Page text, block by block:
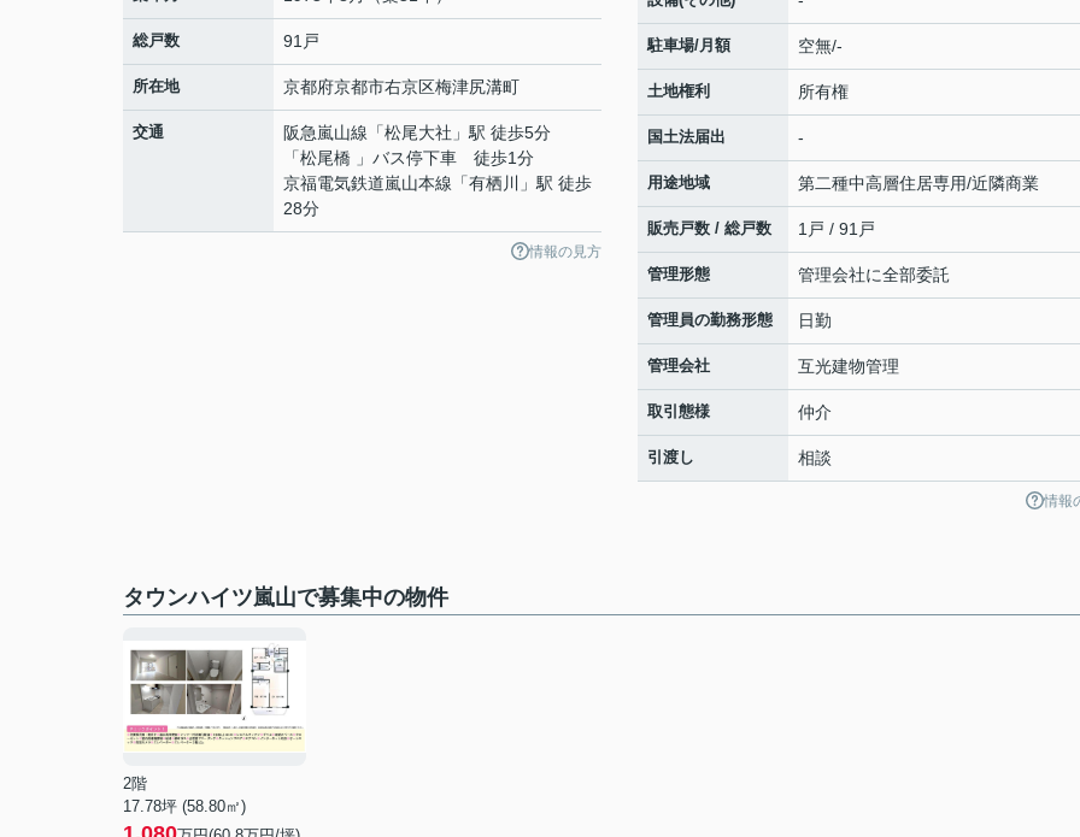
総戸数 91戸
所在地 京都府京都市右京区梅津尻溝町
交通 阪急嵐山線 「松尾大社 」駅 徒歩5分
「松尾橋 」バス停下車 徒歩1分
京福電気鉄道嵐山本線 「有栖川
」駅 徒歩
28分
情報の見方
駐車場/月額 空無/-
土地権利 所有権
国土法届出 -
用途地域 第二種中高層住居専用/近隣商業
販売戸数 / 総戸数 1戸 / 91戸
管理形態 管理会社に全部委託
管理員の勤務形態 日勤
管理会社 互光建物管理
取引態様 仲介
引渡し 相談
情報
タウンハイツ嵐山で募集中の物件
2階
17.78坪 (58.80㎡)